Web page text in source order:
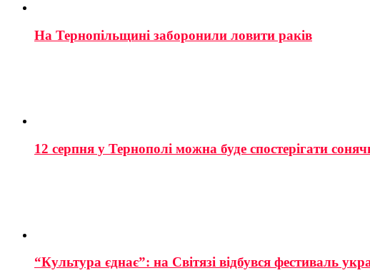
На Тернопільщині заборонили ловити раків
12 серпня у Тернополі можна буде спостерігати
“Культура єднає”: на Світязі відбувся фестиваль